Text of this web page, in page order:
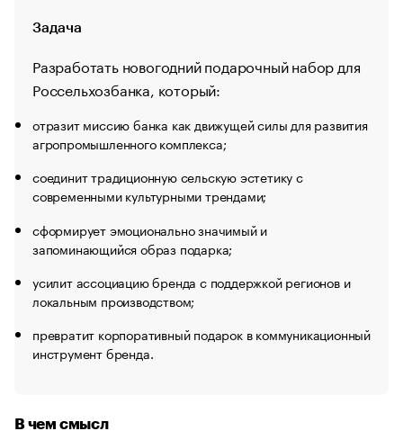
Задача
Разработать новогодний подарочный набор для
Россельхозбанка, который:
отразит миссию банка как движущей силы для развития
агропромышленного комплекса;
соединит традиционную сельскую эстетику с
современными культурными трендами;
сформирует эмоционально значимый и
запоминающийся образ подарка;
усилит ассоциацию бренда с поддержкой регионов и
локальным производством;
превратит корпоративный подарок в коммуникационный
инструмент бренда.
В чем смысл